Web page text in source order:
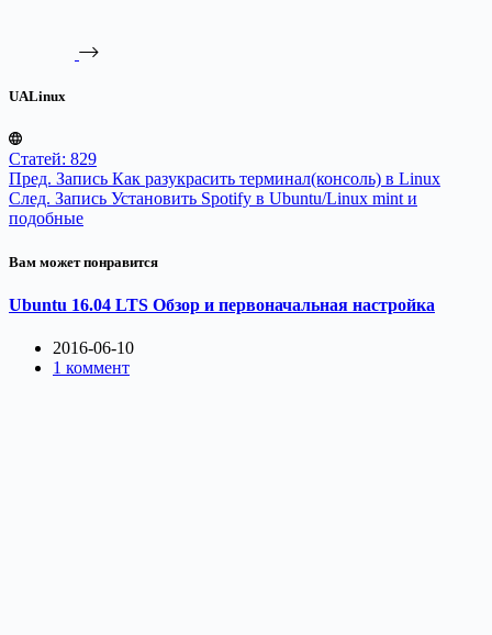
UALinux
Статей: 829
Пред. Запись Как разукрасить терминал(консоль) в Linux
След. Запись Установить Spotify в Ubuntu/Linux mint и
подобные
Вам может понравится
Ubuntu 16.04 LTS Обзор и первоначальная настройка
2016-06-10
1 коммент